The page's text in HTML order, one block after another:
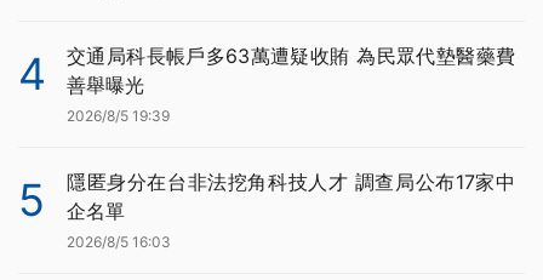
4
交通局科長帳戶多63萬遭疑收賄 為民眾代墊醫藥費
善舉曝光
2026/8/5 19:39
5
隱匿身分在台非法挖角科技人才 調查局公布17家中
企名單
2026/8/5 16:03